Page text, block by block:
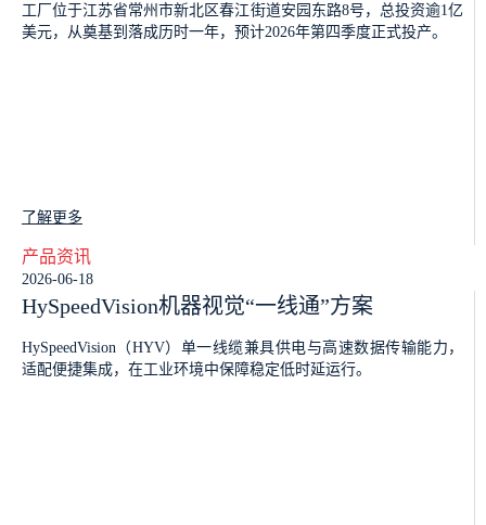
工厂位于江苏省常州市新北区春江街道安园东路8号，总投资逾1亿
美元，从奠基到落成历时一年，预计2026年第四季度正式投产。
了解更多
产品资讯
2026-06-18
HySpeedVision机器视觉“一线通”方案
HySpeedVision（HYV）单一线缆兼具供电与高速数据传输能力，
适配便捷集成，在工业环境中保障稳定低时延运行。